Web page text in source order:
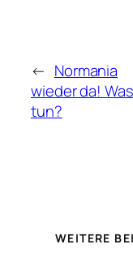
← Normania
wieder da! Was
tun?
WEITERE